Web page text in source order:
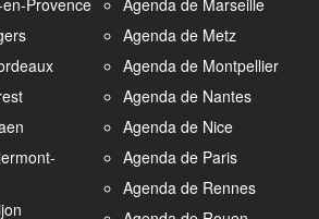
Agenda de Metz
Agenda de Montpellier
Agenda de Nantes
Agenda de Nice
Agenda de Paris
Agenda de Rennes